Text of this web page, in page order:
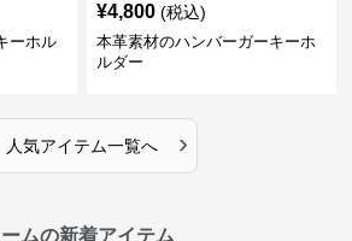
ーホル
¥4,800 (税込)
本革素材のハンバーガーキーホ
ルダー
人気アイテム一覧へ ›
ムの新着アイテム